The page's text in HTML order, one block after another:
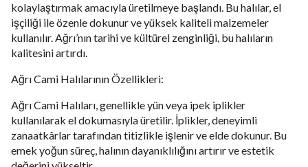
kolaylaştırmak amacıyla üretilmeye başlandı. Bu halılar, el
işçiliği ile özenle dokunur ve yüksek kaliteli malzemeler
kullanılır. Ağrı’nın tarihi ve kültürel zenginliği, bu halıların
kalitesini artırdı.
Ağrı Cami Halılarının Özellikleri:
Ağrı Cami Halıları, genellikle yün veya ipek iplikler
kullanılarak el dokumasıyla üretilir. İplikler, deneyimli
zanaatkârlar tarafından titizlikle işlenir ve elde dokunur. Bu
emek yoğun süreç, halının dayanıklılığını artırır ve estetik